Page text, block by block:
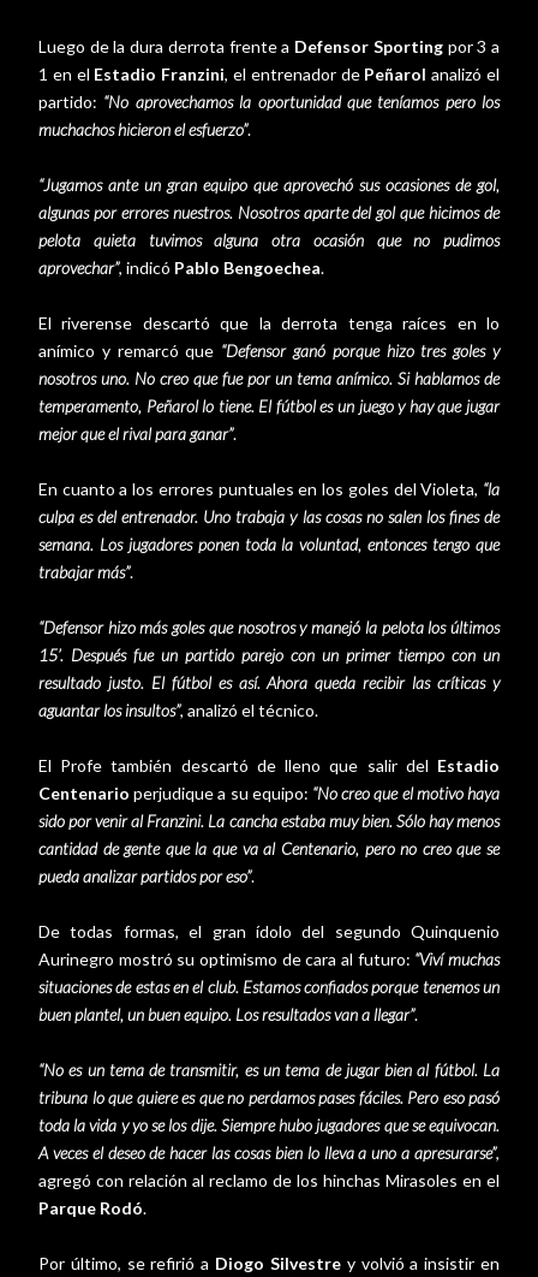
Luego de la dura derrota frente a Defensor Sportingpor 3 a
1 en el Estadio Franzini, el entrenador de Peñarolanalizó el
partido: “No aprovechamos la oportunidad que teníamos pero los
muchachos hicieron el esfuerzo”.
“Jugamos ante un gran equipo que aprovechó sus ocasiones de gol,
algunas por errores nuestros. Nosotros aparte del gol que hicimos de
pelota quieta tuvimos alguna otra ocasión que no pudimos
aprovechar”, indicó Pablo Bengoechea.
El riverense descartó que la derrota tenga raíces en lo
anímico y remarcó que “Defensor ganó porque hizo tres goles y
nosotros uno. No creo que fue por un tema anímico. Si hablamos de
temperamento, Peñarol lo tiene. El fútbol es un juego y hay que jugar
mejor que el rival para ganar”.
En cuanto a los errores puntuales en los goles del Violeta, “la
culpa es del entrenador. Uno trabaja y las cosas no salen los fines de
semana. Los jugadores ponen toda la voluntad, entonces tengo que
trabajar más”.
“Defensor hizo más goles que nosotros y manejó la pelota los últimos
15’. Después fue un partido parejo con un primer tiempo con un
resultado justo. El fútbol es así. Ahora queda recibir las críticas y
aguantar los insultos”, analizó el técnico.
El Profe también descartó de lleno que salir del Estadio
Centenario perjudique a su equipo: “No creo que el motivo haya
sido por venir al Franzini. La cancha estaba muy bien. Sólo hay menos
cantidad de gente que la que va al Centenario, pero no creo que se
pueda analizar partidos por eso”.
De todas formas, el gran ídolo del segundo Quinquenio
Aurinegro mostró su optimismo de cara al futuro: “Viví muchas
situaciones de estas en el club. Estamos confiados porque tenemos un
buen plantel, un buen equipo. Los resultados van a llegar”.
“No es un tema de transmitir, es un tema de jugar bien al fútbol. La
tribuna lo que quiere es que no perdamos pases fáciles. Pero eso pasó
toda la vida y yo se los dije. Siempre hubo jugadores que se equivocan.
A veces el deseo de hacer las cosas bien lo lleva a uno a apresurarse”,
agregó con relación al reclamo de los hinchas Mirasoles en el
Parque Rodó.
Por último, se refirió a Diogo Silvestrey volvió a insistir en